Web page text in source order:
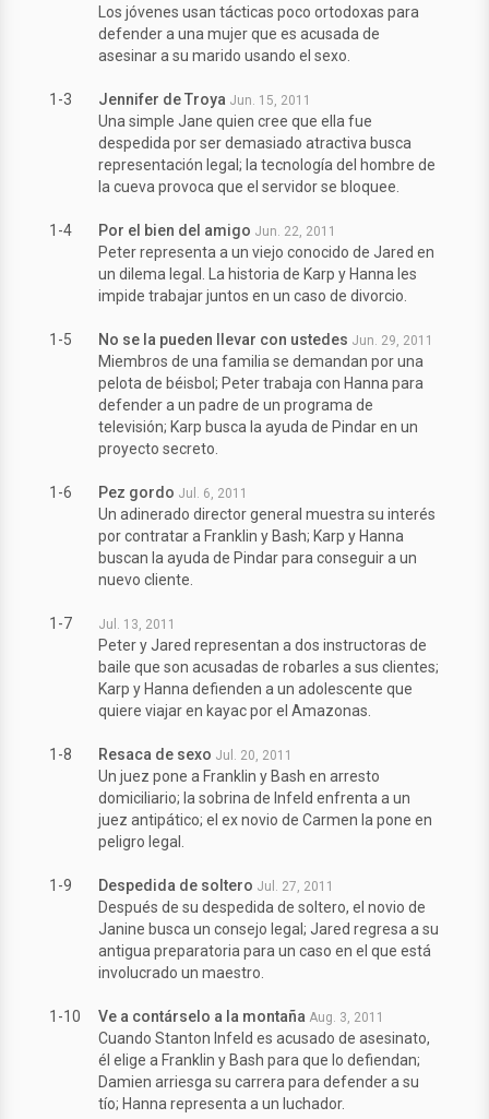
Los jóvenes usan tácticas poco ortodoxas para
defender a una mujer que es acusada de
asesinar a su marido usando el sexo.
1-3 Jennifer de Troya Jun. 15, 2011
Una simple Jane quien cree que ella fue
despedida por ser demasiado atractiva busca
representación legal; la tecnología del hombre de
la cueva provoca que el servidor se bloquee.
1-4 Por el bien del amigo Jun. 22, 2011
Peter representa a un viejo conocido de Jared en
un dilema legal. La historia de Karp y Hanna les
impide trabajar juntos en un caso de divorcio.
1-5 No se la pueden llevar con ustedes Jun. 29, 2011
Miembros de una familia se demandan por una
pelota de béisbol; Peter trabaja con Hanna para
defender a un padre de un programa de
televisión; Karp busca la ayuda de Pindar en un
proyecto secreto.
1-6 Pez gordo Jul. 6, 2011
Un adinerado director general muestra su interés
por contratar a Franklin y Bash; Karp y Hanna
buscan la ayuda de Pindar para conseguir a un
nuevo cliente.
1-7 Jul. 13, 2011
Peter y Jared representan a dos instructoras de
baile que son acusadas de robarles a sus clientes;
Karp y Hanna defienden a un adolescente que
quiere viajar en kayac por el Amazonas.
1-8 Resaca de sexo Jul. 20, 2011
Un juez pone a Franklin y Bash en arresto
domiciliario; la sobrina de Infeld enfrenta a un
juez antipático; el ex novio de Carmen la pone en
peligro legal.
1-9 Despedida de soltero Jul. 27, 2011
Después de su despedida de soltero, el novio de
Janine busca un consejo legal; Jared regresa a su
antigua preparatoria para un caso en el que está
involucrado un maestro.
1-10 Ve a contárselo a la montaña Aug. 3, 2011
Cuando Stanton Infeld es acusado de asesinato,
él elige a Franklin y Bash para que lo defiendan;
Damien arriesga su carrera para defender a su
tío; Hanna representa a un luchador.